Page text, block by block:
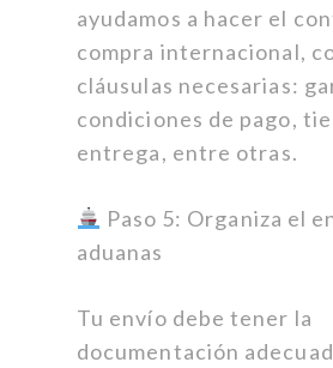
ayudamos a hacer el
compra internacional,
cláusulas necesarias:
condiciones de pago,
entrega, entre otras.
Paso 5: Organiza el
aduanas
Tu envío debe tener la
documentación